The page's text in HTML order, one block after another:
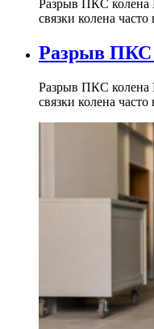
Разрыв ПКС колена
связки колена
Разрыв ПКС
Разрыв ПКС колена
связки колена